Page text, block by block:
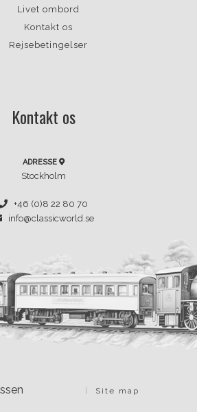
Livet ombord
Kontakt os
Rejsebetingelser
Kontakt os
ADRESSE
Stockholm
+46 (0)8 22 80 70
info@classicworld.se
Site map